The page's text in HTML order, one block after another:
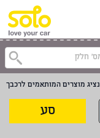
נציג מוצרים המותאמים לרכבך
סע